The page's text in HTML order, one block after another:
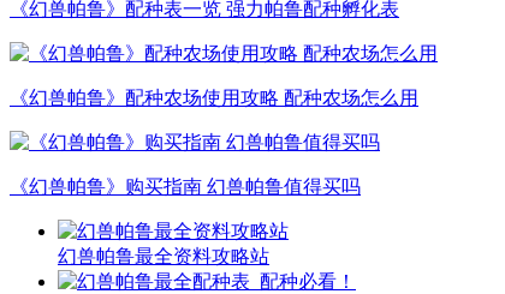
《幻兽帕鲁》配种表一览 强力帕鲁配种孵化表
《幻兽帕鲁》配种农场使用攻略 配种农场怎么用
《幻兽帕鲁》购买指南 幻兽帕鲁值得买吗
幻兽帕鲁最全资料攻略站